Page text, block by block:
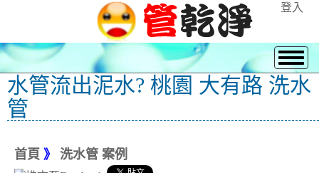
登入
水管流出泥水? 桃園 大有路 洗水
管
首頁 》 洗水管 案例